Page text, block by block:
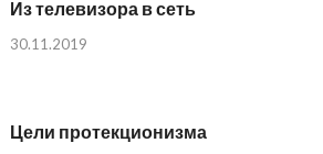
Из телевизора в сеть
30.11.2019
Цели протекционизма